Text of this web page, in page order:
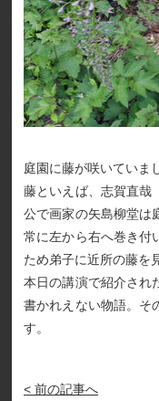
庭園に藤が咲いていま
藤といえば、志賀直哉
公で画家の矢島柳堂は
常に左から右へ巻き付
ため弟子に近所の藤を
本日の講演で紹介され
書かれえない物語。そ
す。
< 前の記事へ